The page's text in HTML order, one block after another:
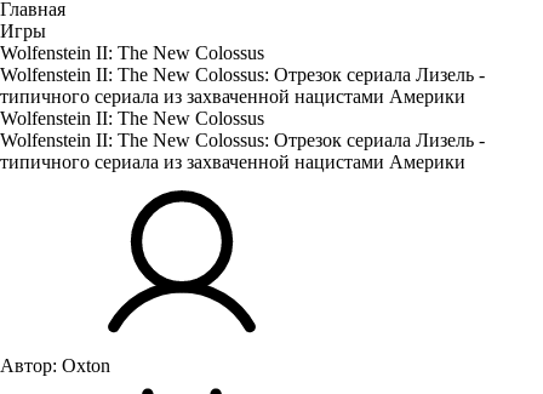
Главная
Игры
Wolfenstein II: The New Colossus
Wolfenstein II: The New Colossus: Отрезок сериала Лизель -
типичного сериала из захваченной нацистами Америки
Wolfenstein II: The New Colossus
Wolfenstein II: The New Colossus: Отрезок сериала Лизель -
типичного сериала из захваченной нацистами Америки
Автор: Oxton